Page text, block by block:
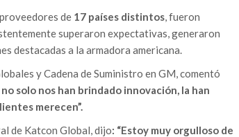
de 17 países distintos, fueron
superaron expectativas, generaron
destacadas a la armadora americana.
y Cadena de Suministro en GM, comentó
solo nos han brindado innovación, la han
merecen”.
de Katcon Global, dijo: “Estoy muy orgulloso de